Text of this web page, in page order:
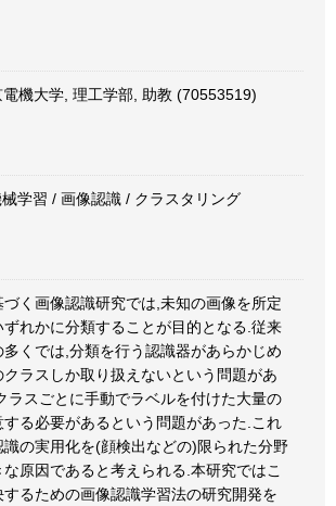
電機大学, 理工学部, 助教 (70553519)
学習 / 画像認識 / クラスタリング
く画像認識研究では,未知の画像を所定
れかに分類することが目的となる.従来
くでは,分類を行う認識器があらかじめ
ラスしか取り扱えないという問題があ
ラスごとに手動でラベルを付けた大量の
る必要があるという問題があった.これ
識の実用化を(顔検出などの)限られた分野
原因であると考えられる.本研究ではこ
るための画像認識学習法の研究開発を